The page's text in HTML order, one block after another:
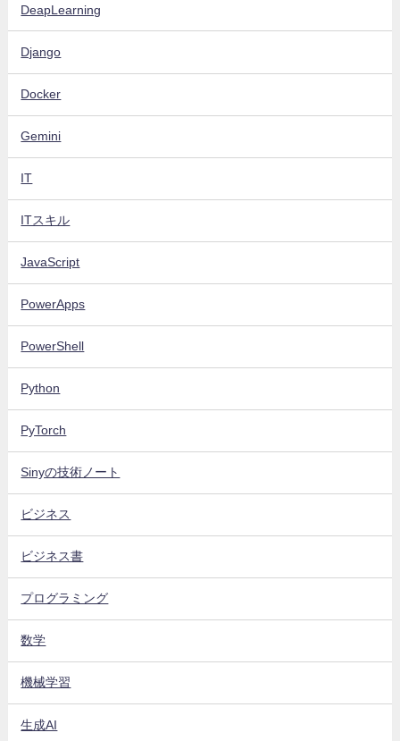
DeapLearning
Django
Docker
Gemini
IT
ITスキル
JavaScript
PowerApps
PowerShell
Python
PyTorch
Sinyの技術ノート
ビジネス
ビジネス書
プログラミング
数学
機械学習
生成AI